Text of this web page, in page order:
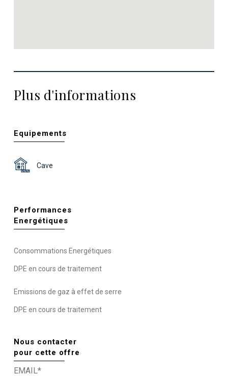
Plus d'informations
Equipements
Cave
Performances
Energétiques
Consommations Energétiques
DPE en cours de traitement
Emissions de gaz à effet de serre
DPE en cours de traitement
Nous contacter
pour cette offre
EMAIL*